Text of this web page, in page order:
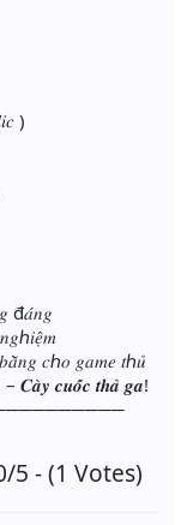
)
đ𝑎́𝑛𝑔
𝑐ℎ𝑜 𝑔𝑎𝑚𝑒 𝑡ℎ𝑢̉
𝑪𝒂̀𝒚 𝒄𝒖𝒐̂́𝒄 𝒕𝒉𝒂̉ 𝒈𝒂!
5 - (1 Votes)